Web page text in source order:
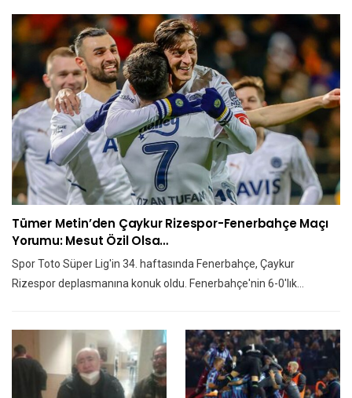
Tümer Metin’den Çaykur Rizespor-Fenerbahçe Maçı
Yorumu: Mesut Özil Olsa…
Spor Toto Süper Lig'in 34. haftasında Fenerbahçe, Çaykur
Rizespor deplasmanına konuk oldu. Fenerbahçe'nin 6-0'lık…